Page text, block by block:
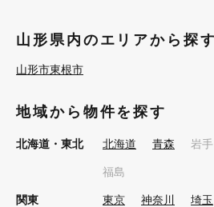
山形県内のエリアから探す
山形市東根市
地域から物件を探す
北海道・東北 北海道 青森 岩手
福島
関東 東京 神奈川 埼玉